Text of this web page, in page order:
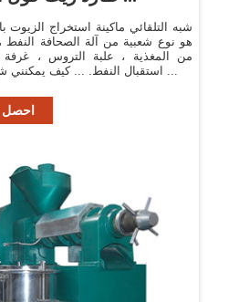
شبه التلقائي ماكينة استخراج الزيوت
هو نوع شعبية من آلة الصحافة النفط
من المغذية ، علبة التروس ، غرفة
استقبال النفط. ... كيف يمكنني شراء هذا الجهاز ...
احصل